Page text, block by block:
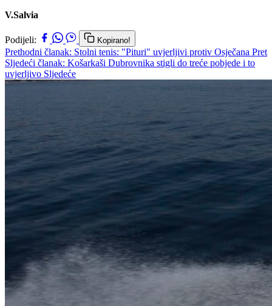
V.Salvia
Podijeli: Kopirano!
Prethodni članak: Stolni tenis: "Pituri" uvjerljivi protiv Osječana Pret
Sljedeći članak: Košarkaši Dubrovnika stigli do treće pobjede i to
uvjerljivo Sljedeće